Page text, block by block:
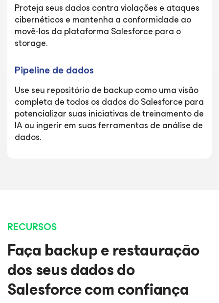
Proteja seus dados contra violações e ataques
cibernéticos e mantenha a conformidade ao
movê-los da plataforma Salesforce para o
storage.
Pipeline de dados
Use seu repositório de backup como uma visão
completa de todos os dados do Salesforce para
potencializar suas iniciativas de treinamento de
IA ou ingerir em suas ferramentas de análise de
dados.
RECURSOS
Faça backup e restauração
dos seus dados do
Salesforce com confiança